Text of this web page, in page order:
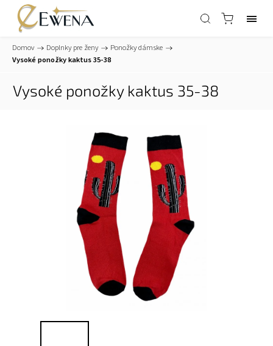
Domov / Doplnky pre ženy / Ponožky dámske /
Vysoké ponožky kaktus 35-38
Vysoké ponožky kaktus 35-38